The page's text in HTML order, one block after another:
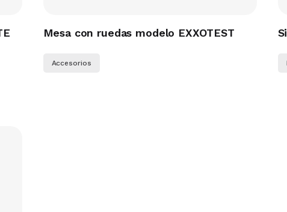
Mesa con ruedas modelo EXXOTEST
Accesorios